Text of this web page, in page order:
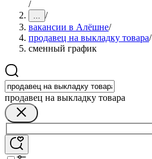
/
... /
вакансии в Алёшне/
продавец на выкладку товара/
сменный график
продавец на выкладку товара